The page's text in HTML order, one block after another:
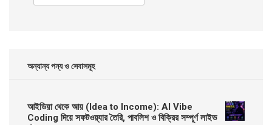
for:
অন্যান্য পন্য ও সেবাসমূহ
আইডিয়া থেকে আয় (Idea to Income): AI Vibe
Coding দিয়ে সফটওয়্যার তৈরি, পাবলিশ ও বিক্রির সম্পূর্ণ লাইভ